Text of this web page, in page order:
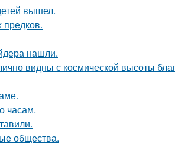
вышел.
нашли.
видны с космической высоты
часам.
общества.